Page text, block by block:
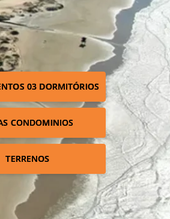
03 DORMITÓRIOS
CONDOMINIOS
TERRENOS